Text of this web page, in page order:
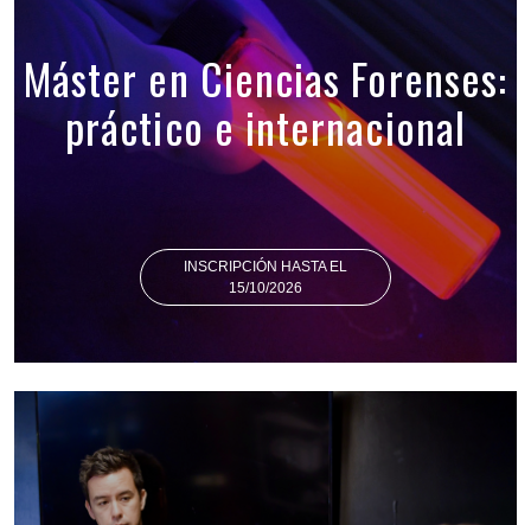
Máster en Ciencias Forenses:
práctico e internacional
INSCRIPCIÓN HASTA EL
15/10/2026